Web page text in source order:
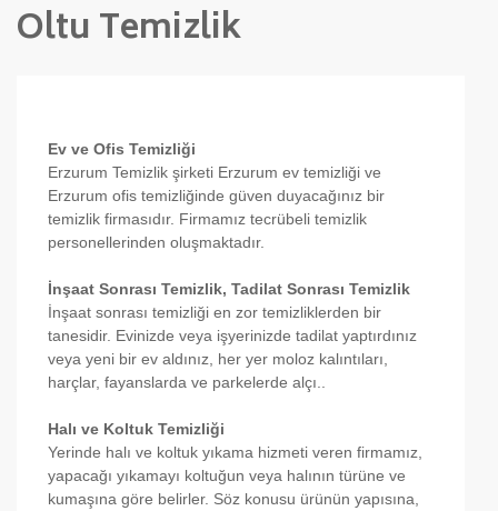
Oltu Temizlik
Ev ve Ofis Temizliği
Erzurum Temizlik şirketi Erzurum ev temizliği ve
Erzurum ofis temizliğinde güven duyacağınız bir
temizlik firmasıdır. Firmamız tecrübeli temizlik
personellerinden oluşmaktadır.
İnşaat Sonrası Temizlik, Tadilat Sonrası Temizlik
İnşaat sonrası temizliği en zor temizliklerden bir
tanesidir. Evinizde veya işyerinizde tadilat yaptırdınız
veya yeni bir ev aldınız, her yer moloz kalıntıları,
harçlar, fayanslarda ve parkelerde alçı..
Halı ve Koltuk Temizliği
Yerinde halı ve koltuk yıkama hizmeti veren firmamız,
yapacağı yıkamayı koltuğun veya halının türüne ve
kumaşına göre belirler. Söz konusu ürünün yapısına,